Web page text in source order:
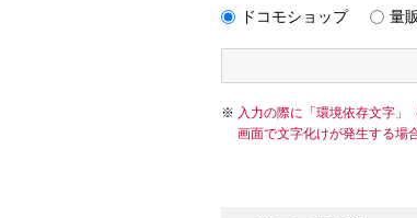
ドコモショップ
量
入力の際に「環境依存文字」
画面で文字化けが発生する場